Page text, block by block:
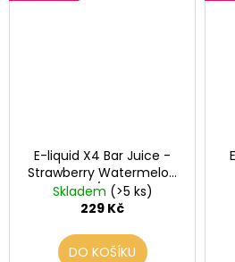
E-liquid X4 Bar Juice -
Strawberry Watermelon
10ml/20mg
Skladem (>5 ks)
229 Kč
DO KOŠÍKU